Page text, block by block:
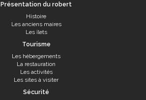
Présentation du robert
Histoire
Les anciens maires
Les îlets
Tourisme
Les hébergements
La restauration
Les activités
Les sites à visiter
Sécurité